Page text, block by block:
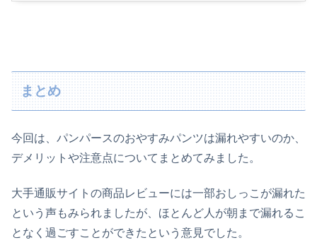
まとめ
今回は、パンパースのおやすみパンツは漏れやすいのか、
デメリットや注意点についてまとめてみました。
大手通販サイトの商品レビューには一部おしっこが漏れた
という声もみられましたが、ほとんど人が朝まで漏れるこ
となく過ごすことができたという意見でした。